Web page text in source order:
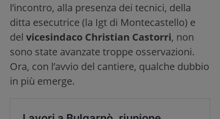
l’incontro, alla presenza dei tecnici, della
ditta esecutrice (la Igt di Montecastello) e
del vicesindaco Christian Castorri, non
sono state avanzate troppe osservazioni.
Ora, con l’avvio del cantiere, qualche dubbio
in più emerge.